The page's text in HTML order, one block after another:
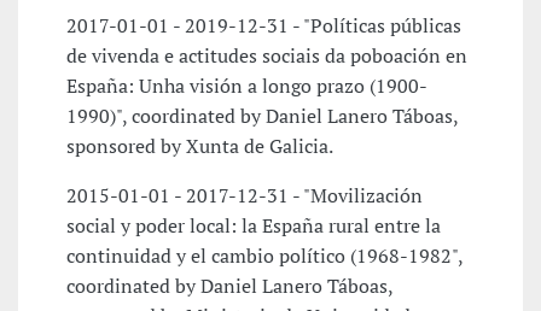
2017-01-01 - 2019-12-31 - "Políticas públicas
de vivenda e actitudes sociais da poboación en
España: Unha visión a longo prazo (1900-
1990)", coordinated by Daniel Lanero Táboas,
sponsored by Xunta de Galicia.
2015-01-01 - 2017-12-31 - "Movilización
social y poder local: la España rural entre la
continuidad y el cambio político (1968-1982",
coordinated by Daniel Lanero Táboas,